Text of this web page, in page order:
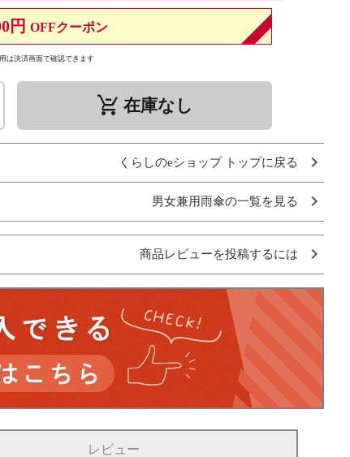
円 OFFクーポン
は決済画面で確認できます
remove_shopping_cart 在庫なし
くらしのeショップ トップに戻る
男女兼用雨傘の一覧を見る
商品レビューを投稿するには
レビュー